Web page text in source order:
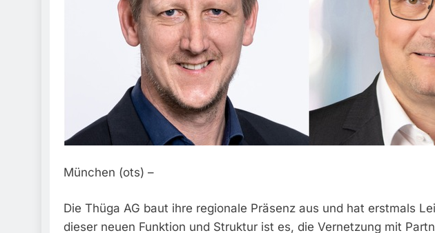
München (ots) –
Die Thüga AG baut ihre regionale Präsenz aus und hat erstmals
dieser neuen Funktion und Struktur ist es, die Vernetzung mit